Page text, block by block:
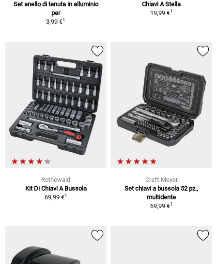
Set anello di tenuta in alluminio
per
3,99 €1
Chiavi A Stella
19,99 €1
Rothewald
Kit Di Chiavi A Bussola
69,99 €1
Craft-Meyer
Set chiavi a bussola 52 pz.,
multidente
69,99 €1